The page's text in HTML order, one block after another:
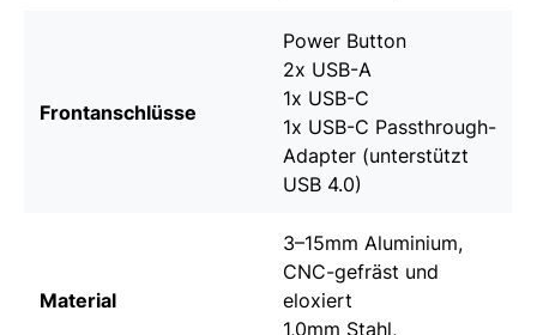
Frontanschlüsse
Power Button
2x USB-A
1x USB-C
1x USB-C Passthrough-
Adapter (unterstützt
USB 4.0)
Material
3–15mm Aluminium,
CNC-gefräst und
eloxiert
1,0mm Stahl,